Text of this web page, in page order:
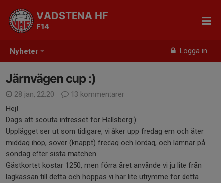
Nyheter Logga in
VADSTENA HF
F14
Järnvägen cup :)
28 jan, 22:20
13 kommentarer
Hej!
Dags att scouta intresset för Hallsberg:)
Upplägget ser ut som tidigare, vi åker upp fredag em och äter
middag ihop, sover (knappt) fredag och lördag, och lämnar på
söndag efter sista matchen.
Gästkortet kostar 1250, men förra året använde vi ju lite från
lagkassan till detta och hoppas vi har lite utrymme för detta